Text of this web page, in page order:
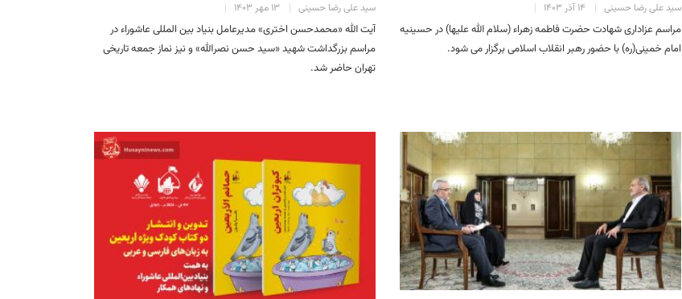
سید علی رضا حسینی ۱۴ آذر ۱۴۰۳
مراسم عزاداری شهادت حضرت فاطمه‌ زهراء (سلام‌ الله‌ علیها) در حسینیه
امام خمینی(ره) با حضور رهبر انقلاب اسلامی برگزار می شود.
سید علی رضا حسینی ۱۳ مهر ۱۴۰۳
آیت الله «محمدحسن اختری» مدیرعامل بنیاد بین المللی عاشوراء در
مراسم بزرگداشت شهید «سید حسن نصرالله» و نیز نماز جمعه تاریخی
تهران حاضر شد.